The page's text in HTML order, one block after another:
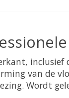
van de
Wordt